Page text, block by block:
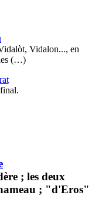
Vidalon..., en
(…)
; les deux
; "d'Eros"